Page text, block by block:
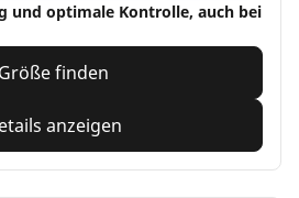
und optimale Kontrolle, auch bei
Größe finden
anzeigen